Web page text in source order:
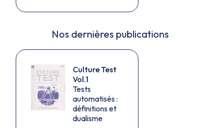
Nos dernières publications
Culture Test
Vol.1
Tests
automatisés :
définitions et
dualisme